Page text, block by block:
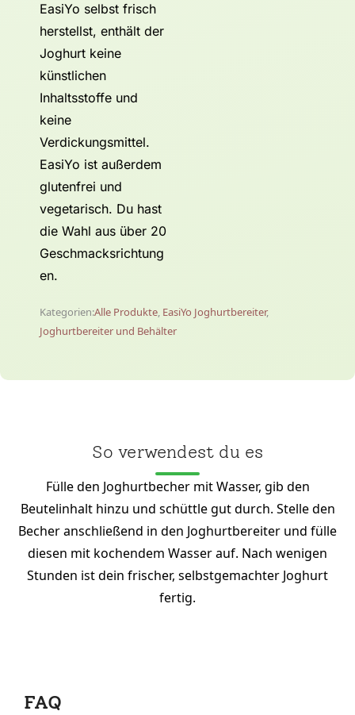
EasiYo selbst frisch
herstellst, enthält der
Joghurt keine
künstlichen
Inhaltsstoffe und
keine
Verdickungsmittel.
EasiYo ist außerdem
glutenfrei und
vegetarisch. Du hast
die Wahl aus über 20
Geschmacksrichtung
en.
Kategorien:Alle Produkte, EasiYo Joghurtbereiter,
Joghurtbereiter und Behälter
So verwendest du es
Fülle den Joghurtbecher mit Wasser, gib den
Beutelinhalt hinzu und schüttle gut durch. Stelle den
Becher anschließend in den Joghurtbereiter und fülle
diesen mit kochendem Wasser auf. Nach wenigen
Stunden ist dein frischer, selbstgemachter Joghurt
fertig.
FAQ